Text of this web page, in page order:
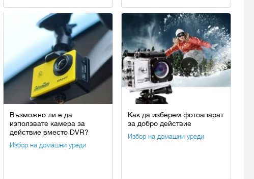
Възможно ли е да
използвате камера за
действие вместо DVR?
Избор на домашни уреди
Как да изберем фотоапарат
за добро действие
Избор на домашни уреди